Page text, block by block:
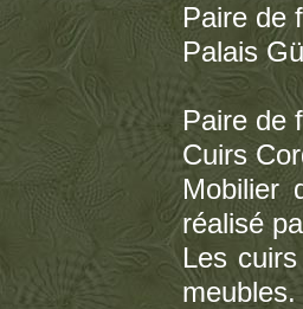
Paire de
Palais
Paire de
Cuirs
Mobilier
réalisé
Les
meubles.